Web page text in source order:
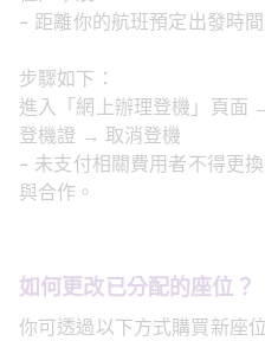
- 距離你的航班預定出發時
步驟如下：
進入「網上辦理登機」頁
登機證 → 取消登機
- 未支付相關費用者不得更
與合作。
如何更改已分配的座位？
你可透過以下方式購買新座